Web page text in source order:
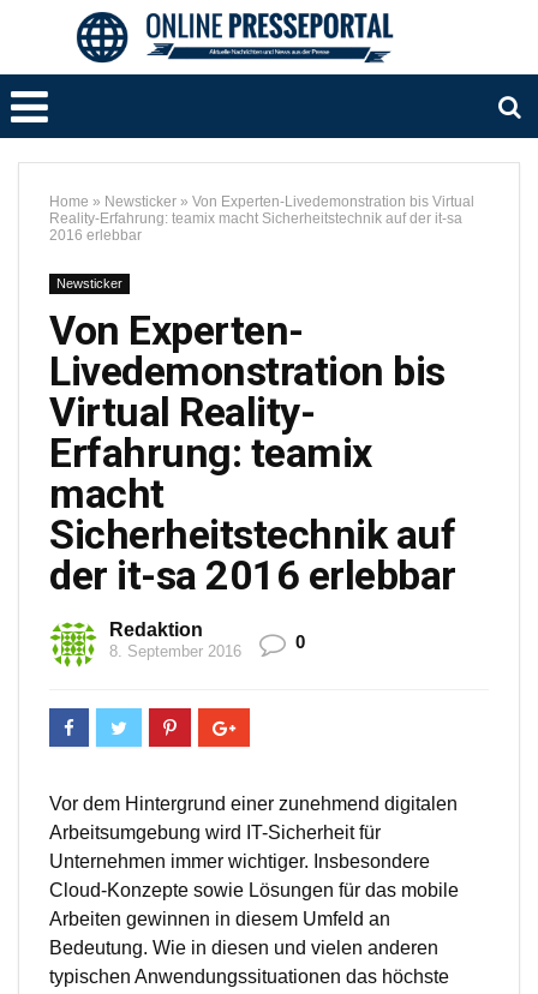
Home » Newsticker » Von Experten-Livedemonstration bis Virtual
Reality-Erfahrung: teamix macht Sicherheitstechnik auf der it-sa
2016 erlebbar
Newsticker
Von Experten-
Livedemonstration bis
Virtual Reality-
Erfahrung: teamix
macht
Sicherheitstechnik auf
der it-sa 2016 erlebbar
Redaktion
8. September 2016 0
Vor dem Hintergrund einer zunehmend digitalen
Arbeitsumgebung wird IT-Sicherheit für
Unternehmen immer wichtiger. Insbesondere
Cloud-Konzepte sowie Lösungen für das mobile
Arbeiten gewinnen in diesem Umfeld an
Bedeutung. Wie in diesen und vielen anderen
typischen Anwendungssituationen das höchste